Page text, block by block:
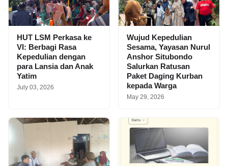
HUT LSM Perkasa ke
VI: Berbagi Rasa
Kepedulian dengan
para Lansia dan Anak
Yatim
July 03, 2026
Wujud Kepedulian
Sesama, Yayasan Nurul
Anshor Situbondo
Salurkan Ratusan
Paket Daging Kurban
kepada Warga
May 29, 2026